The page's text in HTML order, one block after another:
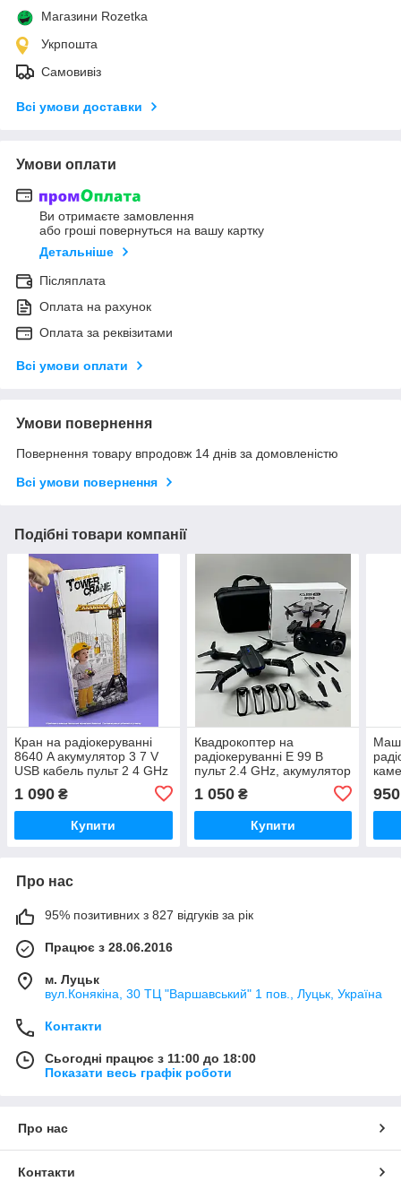
Магазини Rozetka
Укрпошта
Самовивіз
Всі умови доставки
Умови оплати
Ви отримаєте замовлення
або гроші повернуться на вашу картку
Детальніше
Післяплата
Оплата на рахунок
Оплата за реквізитами
Всі умови оплати
Умови повернення
Повернення товару впродовж 14 днів за домовленістю
Всі умови повернення
Подібні товари компанії
Кран на радіокеруванні
8640 A акумулятор 3 7 V
USB кабель пульт 2 4 GHz
кабіна обертається
1 090 ₴
Купити
Квадрокоптер на
радіокеруванні E 99 B
пульт 2.4 GHz, акумулятор
3.7V, 4К Wi-Fi HD-камера,
у коробці
1 050₴
Купити
2.4
950
Про нас
95% позитивних з 827 відгуків за рік
Працює з 28.06.2016
м. Луцьк
вул.Конякіна, 30 ТЦ "Варшавський" 1 пов., Луцьк, Україна
Контакти
Сьогодні працює з 11:00 до 18:00
Показати весь графік роботи
Про нас
Контакти